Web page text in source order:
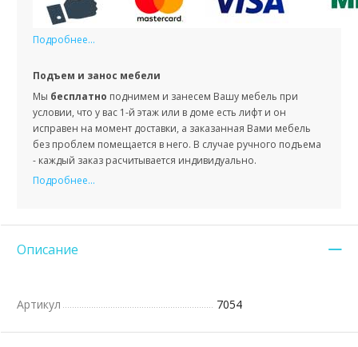
Подробнее...
Подъем и занос мебели
Мы бесплатно поднимем и занесем Вашу мебель при
условии, что у вас 1-й этаж или в доме есть лифт и он
исправен на момент доставки, а заказанная Вами мебель
без проблем помещается в него. В случае ручного подъема
- каждый заказ расчитывается индивидуально.
Подробнее...
Описание
Артикул 7054